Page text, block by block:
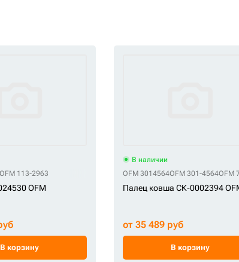
OFM 113-2963
OFM
В корзину
В наличии
OFM 3014564OFM 301-4564OFM
Палец ковша СК-0002394
от 35 489 руб
В корзину